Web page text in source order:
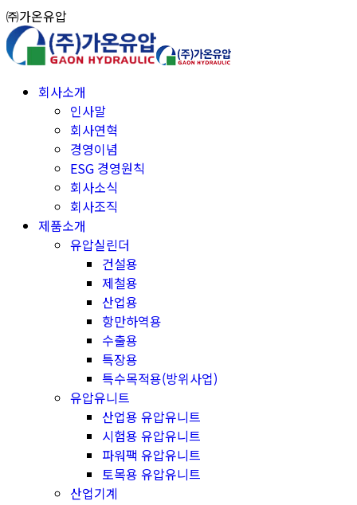
Skip
to
content
㈜가온유압
회사소개
인사말
회사연혁
경영이념
ESG 경영원칙
회사소식
회사조직
제품소개
유압실린더
건설용
제철용
산업용
항만하역용
수출용
특장용
특수목적용(방위사업)
유압유니트
산업용 유압유니트
시험용 유압유니트
파워팩 유압유니트
토목용 유압유니트
산업기계